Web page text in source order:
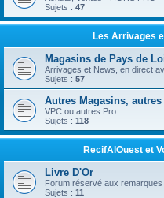
Sujets : 47
Les Arrivages
Magasins de Pays de
Arrivages et News, en direct
Sujets : 57
Autres Magasins,
VPC ou autres Pro...
Sujets : 118
RecifAlOuest et
Livre D'Or
Forum réservé aux remarques
Sujets : 11